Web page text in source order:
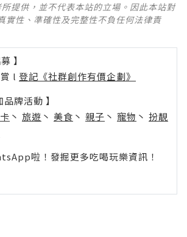
提供，並不代表本站的立場。因此本站對
實性、準確性及完整性不負任何法律責
】
l 登記《社群創作有價企劃》
牌活動 】
丶 旅遊 丶 美食 丶 親子 丶 寵物 丶 扮靚
啦！發掘更多吃喝玩樂資訊！